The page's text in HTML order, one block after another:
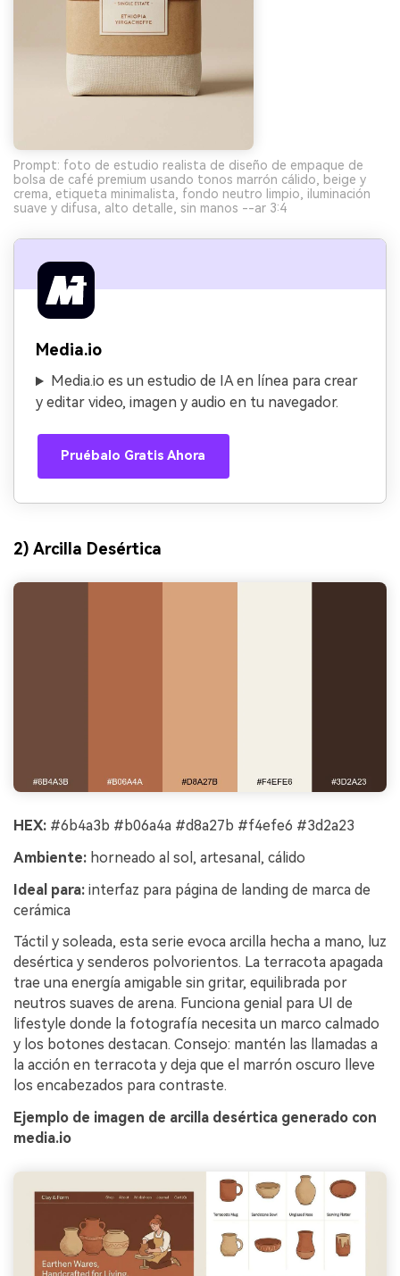
Prompt: foto de estudio realista de diseño de empaque de
bolsa de café premium usando tonos marrón cálido, beige y
crema, etiqueta minimalista, fondo neutro limpio, iluminación
suave y difusa, alto detalle, sin manos --ar 3:4
Media.io
Media.io es un estudio de IA en línea para crear
y editar video, imagen y audio en tu navegador.
Pruébalo Gratis Ahora
2) Arcilla Desértica
HEX: #6b4a3b #b06a4a #d8a27b #f4efe6 #3d2a23
Ambiente: horneado al sol, artesanal, cálido
Ideal para: interfaz para página de landing de marca de
cerámica
Táctil y soleada, esta serie evoca arcilla hecha a mano, luz
desértica y senderos polvorientos. La terracota apagada
trae una energía amigable sin gritar, equilibrada por
neutros suaves de arena. Funciona genial para UI de
lifestyle donde la fotografía necesita un marco calmado
y los botones destacan. Consejo: mantén las llamadas a
la acción en terracota y deja que el marrón oscuro lleve
los encabezados para contraste.
Ejemplo de imagen de arcilla desértica generado con
media.io